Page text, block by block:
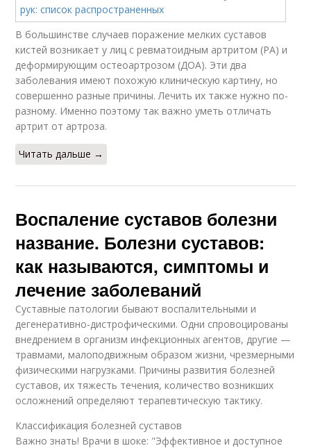
В большинстве случаев поражение мелких суставов
кистей возникает у лиц с ревматоидным артритом (РА) и
деформирующим остеоартрозом (ДОА). Эти два
заболевания имеют похожую клиническую картину, но
совершенно разные причины. Лечить их также нужно по-
разному. Именно поэтому так важно уметь отличать
артрит от артроза.
Читать дальше →
Воспаление суставов болезни
название. Болезни суставов:
как называются, симптомы и
лечение заболеваний
Суставные патологии бывают воспалительными и
дегенеративно-дистрофическими. Одни спровоцированы
внедрением в организм инфекционных агентов, другие —
травмами, малоподвижным образом жизни, чрезмерными
физическими нагрузками. Причины развития болезней
суставов, их тяжесть течения, количество возникших
осложнений определяют терапевтическую тактику.
Классификация болезней суставов
Важно знать! Врачи в шоке: "Эффективное и доступное